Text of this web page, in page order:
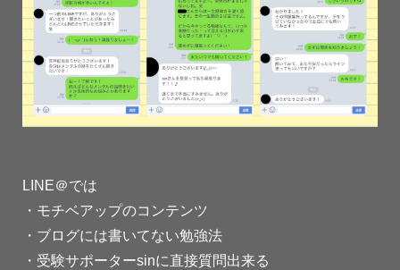
LINE＠では
・モチベアップのコンテンツ
・ブログには書いてない勉強法
・受験サポーターsinに直接質問出来る